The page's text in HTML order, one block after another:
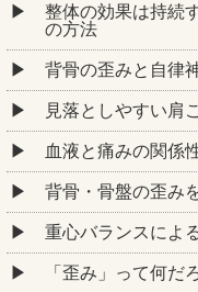
整体の効果は持続
の方法
背骨の歪みと自律
見落としやすい肩
血液と痛みの関係
背骨・骨盤の歪み
重心バランスによ
「歪み」って何だ